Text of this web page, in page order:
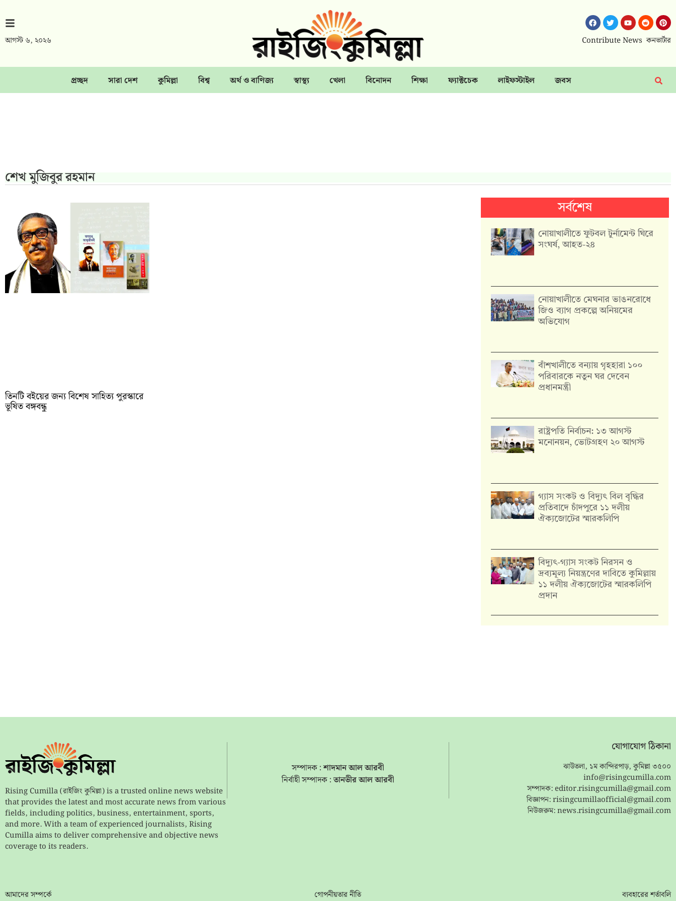
আগস্ট ৬, ২০২৬ Contribute News কনভার্টার
প্রচ্ছদ সারা দেশ কুমিল্লা বিশ্ব অর্থ ও বাণিজ্য স্বাস্থ্য খেলা বিনোদন শিক্ষা ফ্যাক্টচেক লাইফস্টাইল জবস
শেখ মুজিবুর রহমান
তিনটি বইয়ের জন্য বিশেষ সাহিত্য পুরস্কারে
ভূষিত বঙ্গবন্ধু
সর্বশেষ
নোয়াখালীতে ফুটবল টুর্নামেন্ট ঘিরে
সংঘর্ষ, আহত-২৪
নোয়াখালীতে মেঘনার ভাঙনরোধে
জিও ব্যাগ প্রকল্পে অনিয়মের
অভিযোগ
বাঁশখালীতে বন্যায় গৃহহারা ১০০
পরিবারকে নতুন ঘর দেবেন
প্রধানমন্ত্রী
রাষ্ট্রপতি নির্বাচন: ১৩ আগস্ট
মনোনয়ন, ভোটগ্রহণ ২০ আগস্ট
গ্যাস সংকট ও বিদ্যুৎ বিল বৃদ্ধির
প্রতিবাদে চাঁদপুরে ১১ দলীয়
ঐক্যজোটের স্মারকলিপি
‎বিদ্যুৎ-গ্যাস সংকট নিরসন ও
দ্রব্যমূল্য নিয়ন্ত্রণের দাবিতে কুমিল্লায়
১১ দলীয় ঐক‍্যজোটের স্মারকলিপি
প্রদান
Rising Cumilla (রাইজিং কুমিল্লা) is a trusted online news website
that provides the latest and most accurate news from various
fields, including politics, business, entertainment, sports,
and more. With a team of experienced journalists, Rising
Cumilla aims to deliver comprehensive and objective news
coverage to its readers.
সম্পাদক :শাদমান আল আরবী
নির্বাহী সম্পাদক :তানভীর আল আরবী
যোগাযোগ ঠিকানা
ঝাউতলা, ১ম কান্দিরপাড়, কুমিল্লা ৩৫০০
info@risingcumilla.com
সম্পাদক:editor.risingcumilla@gmail.com
বিজ্ঞাপন:risingcumillaofficial@gmail.com
নিউজরুম:news.risingcumilla@gmail.com
আমাদের সম্পর্কে গোপনীয়তার নীতি ব্যবহারের শর্তাবলি